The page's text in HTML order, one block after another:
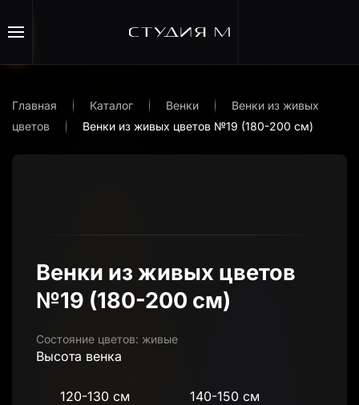
Перейти к содержимому
Главная Каталог Венки
Венки из живых
цветов
Венки из живых цветов №19 (180-200 см)
Венки из живых цветов
№19 (180-200 см)
Состояние цветов: живые
Высота венка
120-130 см 140-150 см